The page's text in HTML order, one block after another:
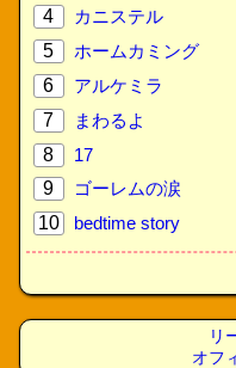
4
カニステル
5
ホームカミング
6
アルケミラ
7
まわるよ
8
17
9
ゴーレムの涙
10
bedtime story
リ
オフ